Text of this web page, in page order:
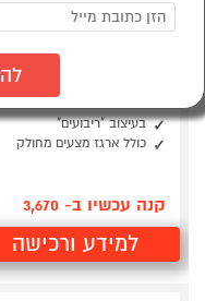
מיטה זוגית יוקרתית
בבד
בעיצוב "ריבועים"
כולל ארגז מצעים מחולק
קנה עכשיו ב- 3,670
למידע ורכישה